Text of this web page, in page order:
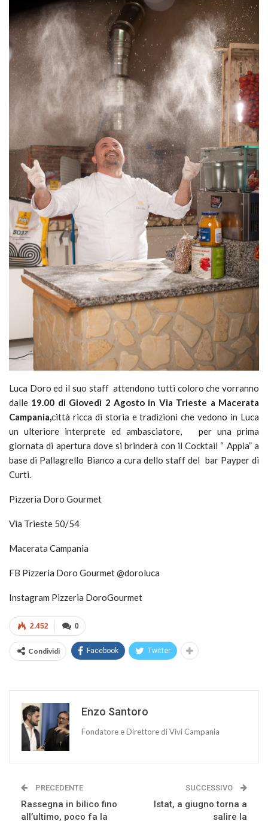
Luca Doro ed il suo staff attendono tutti coloro che vorranno
dalle 19.00 di Giovedì 2 Agosto in Via Trieste a Macerata
Campania,città ricca di storia e tradizioni che vedono in Luca
un ulteriore interprete ed ambasciatore, per una prima
giornata di apertura dove si brinderà con il Cocktail “ Appia” a
base di Pallagrello Bianco a cura dello staff del bar Payper di
Curti.
Pizzeria Doro Gourmet
Via Trieste 50/54
Macerata Campania
FB Pizzeria Doro Gourmet @doroluca
Instagram Pizzeria DoroGourmet
0
2.452
Condividi Facebook Twitter
Enzo Santoro
Fondatore e Direttore di Vivi Campania
PRECEDENTE
Rassegna in bilico fino
all’ultimo, poco fa la
SUCCESSIVO
Istat, a giugno torna a
salire la